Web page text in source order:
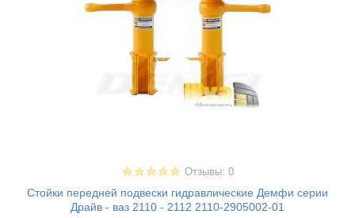
Отзывы: 0
Стойки передней подвески гидравлические Демфи серии
Драйв - ваз 2110 - 2112 2110-2905002-01